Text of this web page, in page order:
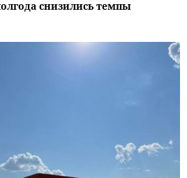
снизились темпы